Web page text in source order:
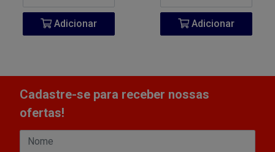
Adicionar Adicionar
Cadastre-se para receber nossas
ofertas!